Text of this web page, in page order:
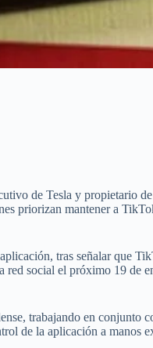
de Tesla y propietario
priorizan mantener a
tras señalar que
social el próximo 19 de
trabajando en
de la aplicación a manos